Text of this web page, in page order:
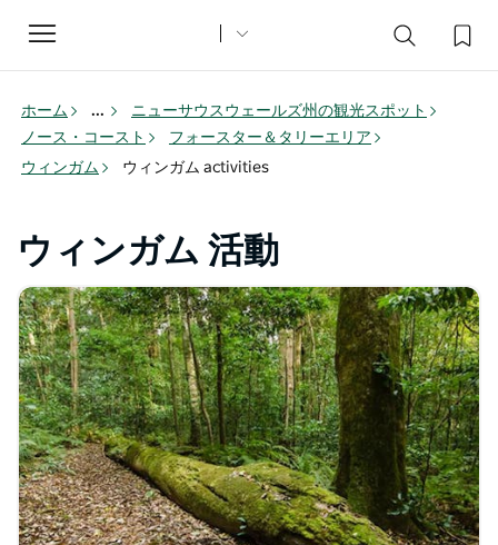
Toggle
navigation
ホーム ...
ニューサウスウェールズ州の観光スポット
ノース・コースト
フォースター＆タリーエリア
ウィンガム
ウィンガム activities
ウィンガム 活動